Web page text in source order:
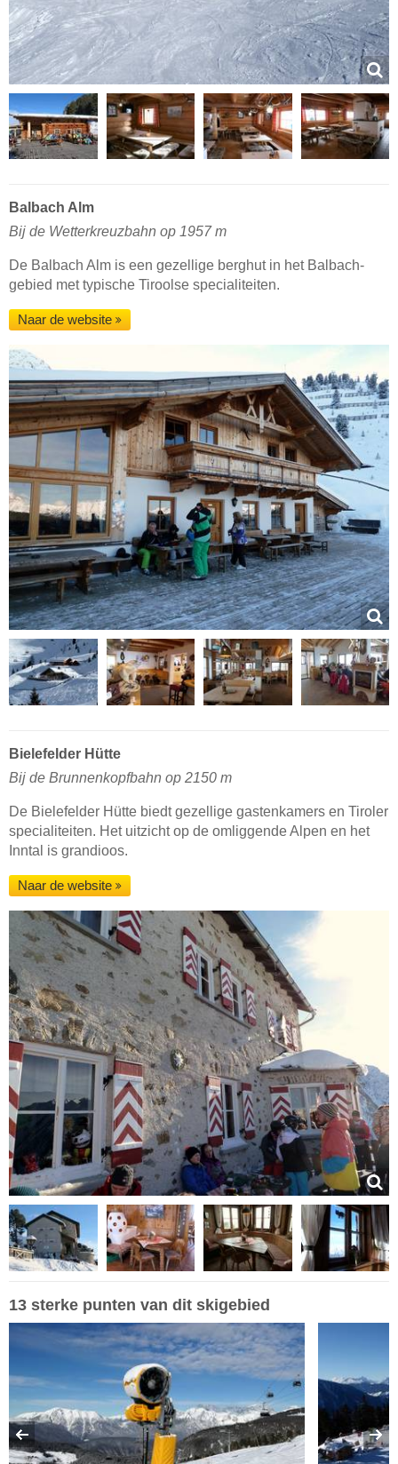
Balbach Alm
Bij de Wetterkreuzbahn op 1957 m
De Balbach Alm is een gezellige berghut in het Balbach-
gebied met typische Tiroolse specialiteiten.
Naar de website
Bielefelder Hütte
Bij de Brunnenkopfbahn op 2150 m
De Bielefelder Hütte biedt gezellige gastenkamers en Tiroler
specialiteiten. Het uitzicht op de omliggende Alpen en het
Inntal is grandioos.
Naar de website
13 sterke punten van dit skigebied